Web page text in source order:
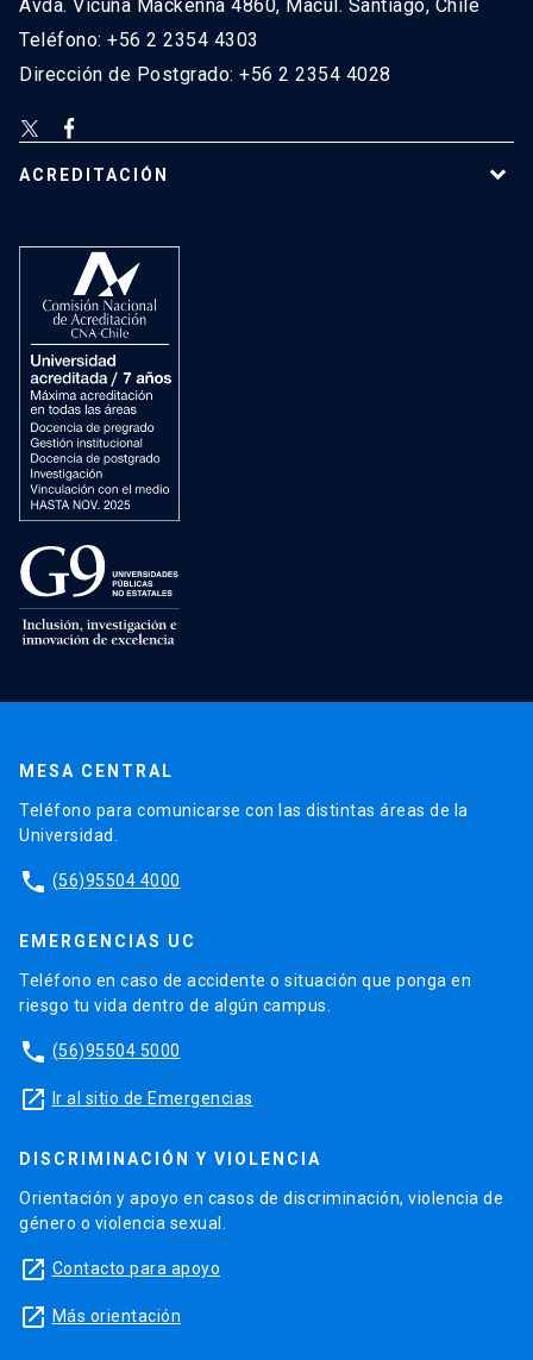
Avda. Vicuña Mackenna 4860, Macul. Santiago, Chile
Teléfono: +56 2 2354 4303
Dirección de Postgrado: +56 2 2354 4028
ACREDITACIÓN
MESA CENTRAL
Teléfono para comunicarse con las distintas áreas de la
Universidad.
phone (56)95504 4000
EMERGENCIAS UC
Teléfono en caso de accidente o situación que ponga en
riesgo tu vida dentro de algún campus.
phone (56)95504 5000
launch Ir al sitio de Emergencias
DISCRIMINACIÓN Y VIOLENCIA
Orientación y apoyo en casos de discriminación, violencia de
género o violencia sexual.
launch Contacto para apoyo
launch Más orientación